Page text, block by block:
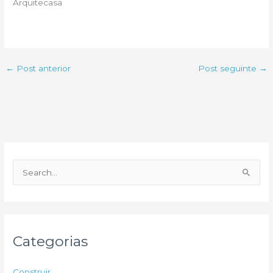
Arquitecasa
← Post anterior Post seguinte →
e
Categorias